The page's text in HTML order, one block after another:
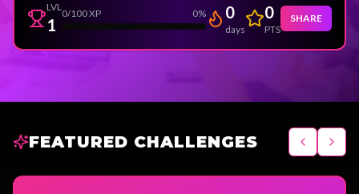
LVL
1
0/100 XP 0% 0
days
0
PTS
SHARE
FEATURED CHALLENGES